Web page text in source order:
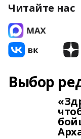
Читайте нас
Выбор